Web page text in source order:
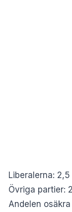
Liberalerna:
Övriga partier:
Andelen